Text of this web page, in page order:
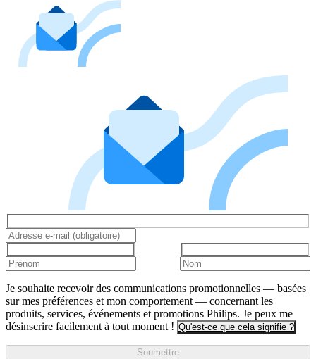
Je souhaite recevoir des communications promotionnelles — basées
sur mes préférences et mon comportement — concernant les
produits, services, événements et promotions Philips. Je peux me
désinscrire facilement à tout moment ! Qu'est-ce que cela signifie ?
Soumettre